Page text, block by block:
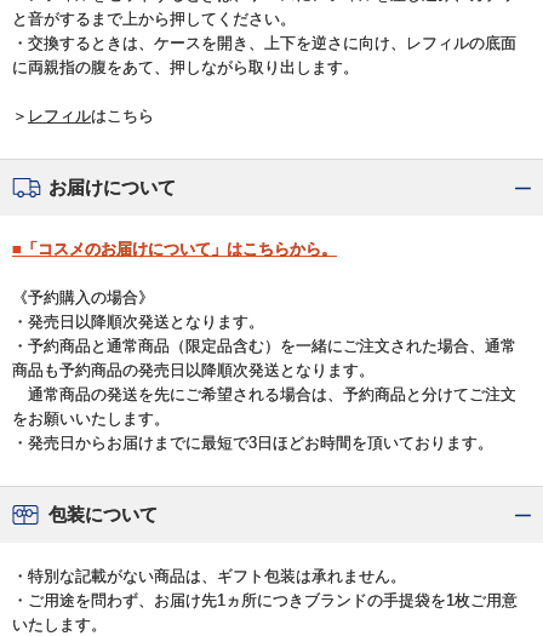
と音がするまで上から押してください。
・交換するときは、ケースを開き、上下を逆さに向け、レフィルの底面
に両親指の腹をあて、押しながら取り出します。
＞ レフィルはこちら
お届けについて
■「コスメのお届けについて」はこちらから。
《予約購入の場合》
・発売日以降順次発送となります。
・予約商品と通常商品（限定品含む）を一緒にご注文された場合、通常
商品も予約商品の発売日以降順次発送となります。
通常商品の発送を先にご希望される場合は、予約商品と分けてご注文
をお願いいたします。
・発売日からお届けまでに最短で3日ほどお時間を頂いております。
包装について
・特別な記載がない商品は、ギフト包装は承れません。
・ご用途を問わず、お届け先1ヵ所につきブランドの手提袋を1枚ご用意
いたします。